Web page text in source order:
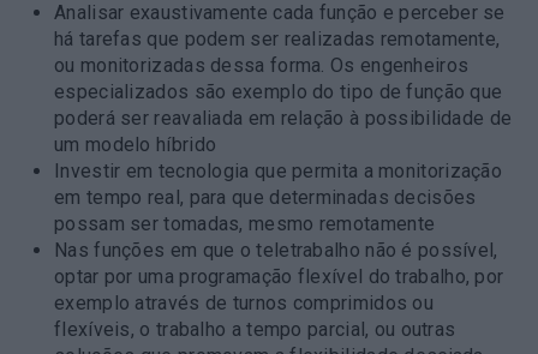
Analisar exaustivamente cada função e perceber se
há tarefas que podem ser realizadas remotamente,
ou monitorizadas dessa forma. Os engenheiros
especializados são exemplo do tipo de função que
poderá ser reavaliada em relação à possibilidade de
um modelo híbrido
Investir em tecnologia que permita a monitorização
em tempo real, para que determinadas decisões
possam ser tomadas, mesmo remotamente
Nas funções em que o teletrabalho não é possível,
optar por uma programação flexível do trabalho, por
exemplo através de turnos comprimidos ou
flexíveis, o trabalho a tempo parcial, ou outras